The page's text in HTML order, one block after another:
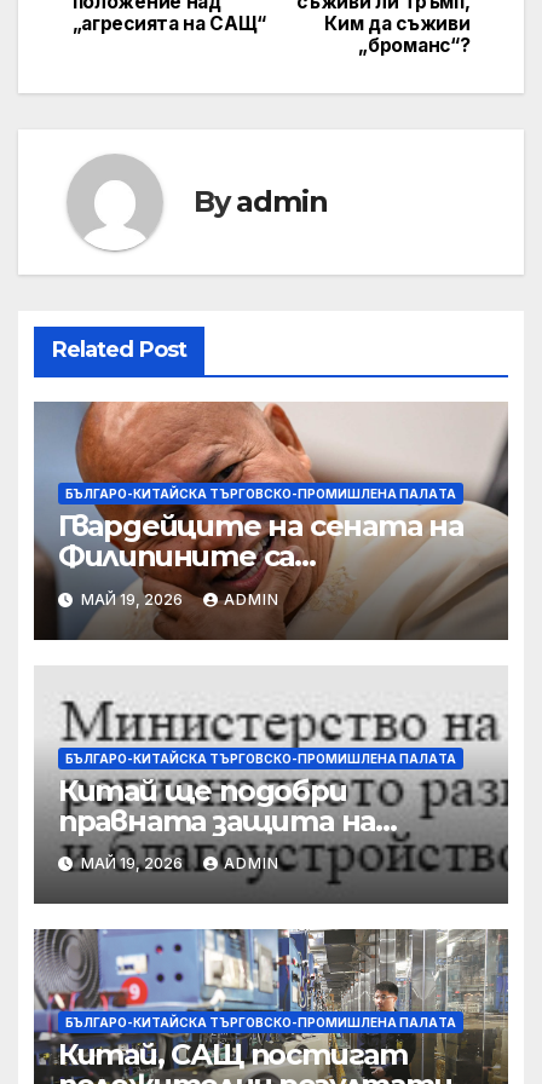
Ким да съживи
„броманс“?
„агресията на САЩ“
Byadmin
Related Post
БЪЛГАРО-КИТАЙСКА ТЪРГОВСКО-ПРОМИШЛЕНА ПАЛAТА
Гвардейците на сената на
Филипините са
разследвани за стрелба,
докато сенаторът беглец
бяга
МАЙ 19, 2026 ADMIN
БЪЛГАРО-КИТАЙСКА ТЪРГОВСКО-ПРОМИШЛЕНА ПАЛAТА
Китай ще подобри
правната защита на
предприятията, ще се
съсредоточи върху
борбата с
корпоративната
престъпност
МАЙ 19, 2026 ADMIN
БЪЛГАРО-КИТАЙСКА ТЪРГОВСКО-ПРОМИШЛЕНА ПАЛAТА
Китай, САЩ постигат